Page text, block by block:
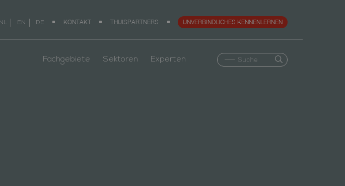
NL EN DE KONTAKT THUISPARTNERS UNVERBINDLICHES KENNENLERNEN
Fachgebiete Sektoren Experten